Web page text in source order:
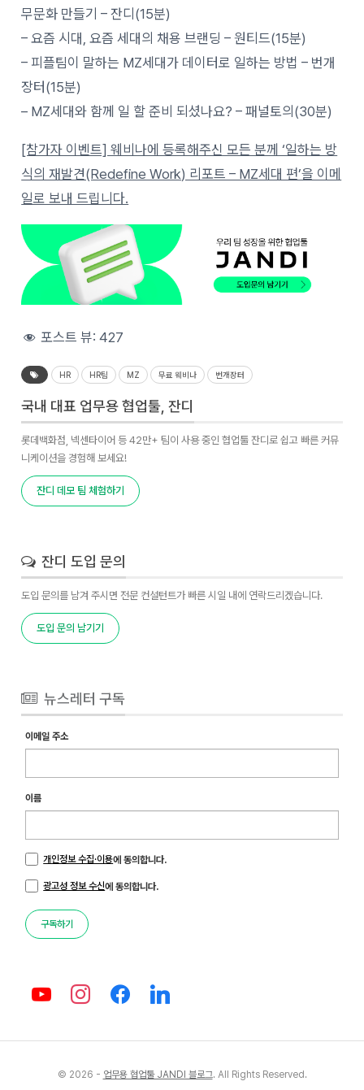
무문화 만들기 – 잔디(15분)
– 요즘 시대, 요즘 세대의 채용 브랜딩 – 원티드(15분)
– 피플팀이 말하는 MZ세대가 데이터로 일하는 방법 – 번개
장터(15분)
– MZ세대와 함께 일 할 준비 되셨나요? – 패널토의(30분)
[참가자 이벤트] 웨비나에 등록해주신 모든 분께 ‘일하는 방
식의 재발견(Redefine Work) 리포트 – MZ세대 편’을 이메
일로 보내 드립니다.
포스트 뷰:427
HR HR팀 MZ 무료 웨비나 번개장터
국내 대표 업무용 협업툴, 잔디
롯데백화점, 넥센타이어 등 42만+ 팀이 사용 중인 협업툴 잔디로 쉽고 빠른 커뮤
니케이션을 경험해 보세요!
잔디 데모 팀 체험하기
잔디 도입 문의
도입 문의를 남겨 주시면 전문 컨설턴트가 빠른 시일 내에 연락드리겠습니다.
도입 문의 남기기
뉴스레터 구독
이메일 주소
이름
개인정보 수집·이용에 동의합니다.
광고성 정보 수신에 동의합니다.
구독하기
© 2026 - 업무용 협업툴 JANDI 블로그. All Rights Reserved.